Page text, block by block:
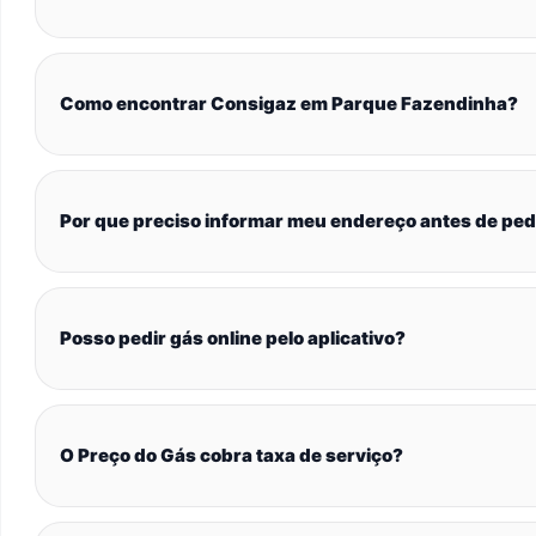
Como encontrar Consigaz em Parque Fazendinha?
Por que preciso informar meu endereço antes de
Posso pedir gás online pelo aplicativo?
O Preço do Gás cobra taxa de serviço?